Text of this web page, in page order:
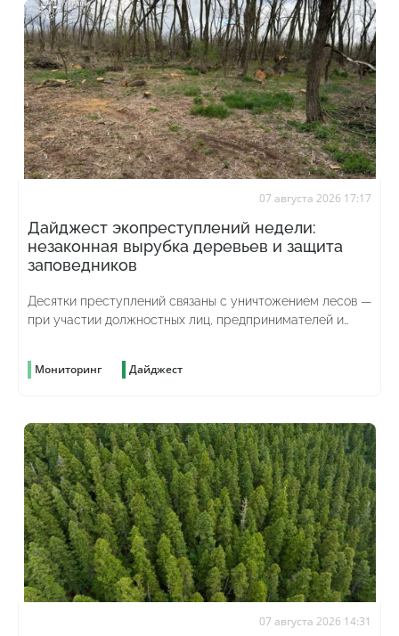
07 августа 2026 17:17
Дайджест экопреступлений недели:
незаконная вырубка деревьев и защита
заповедников
Десятки преступлений связаны с уничтожением лесов —
при участии должностных лиц, предпринимателей и
Мониторинг Дайджест
07 августа 2026 14:31